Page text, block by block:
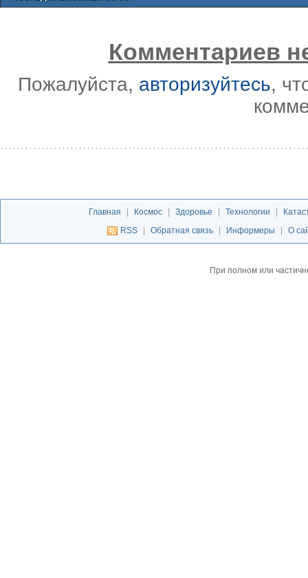
Комментариев
Пожалуйста, авторизуйтесь,
Главная Космос Здоровье Технологии
RSS
Обратная связь Информеры О
При полном или